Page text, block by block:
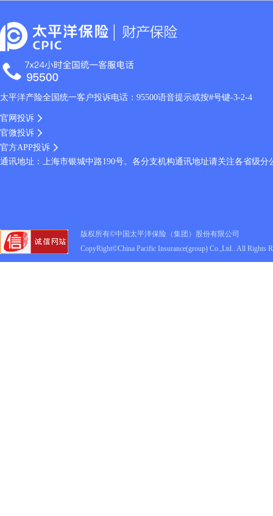
太平洋产险全国统一客户投诉电话：95500语音提示或按#号键-3-2-4
官网投诉
官微投诉
官方APP投诉
通讯地址：上海市银城中路190号。各分支机构通讯地址请关注各省级
版权所有©中国太平洋保险（集团）股份有限公司
CopyRight©China Pacific Insurance(group) Co.,Ltd.. All Rights